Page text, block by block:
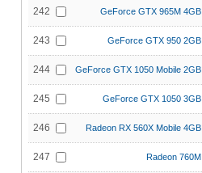
242 GeForce GTX 965M 4GB
243 GeForce GTX 950 2GB
244 GeForce GTX 1050 Mobile 2GB
245 GeForce GTX 1050 3GB
246 Radeon RX 560X Mobile 4GB
247 Radeon 760M